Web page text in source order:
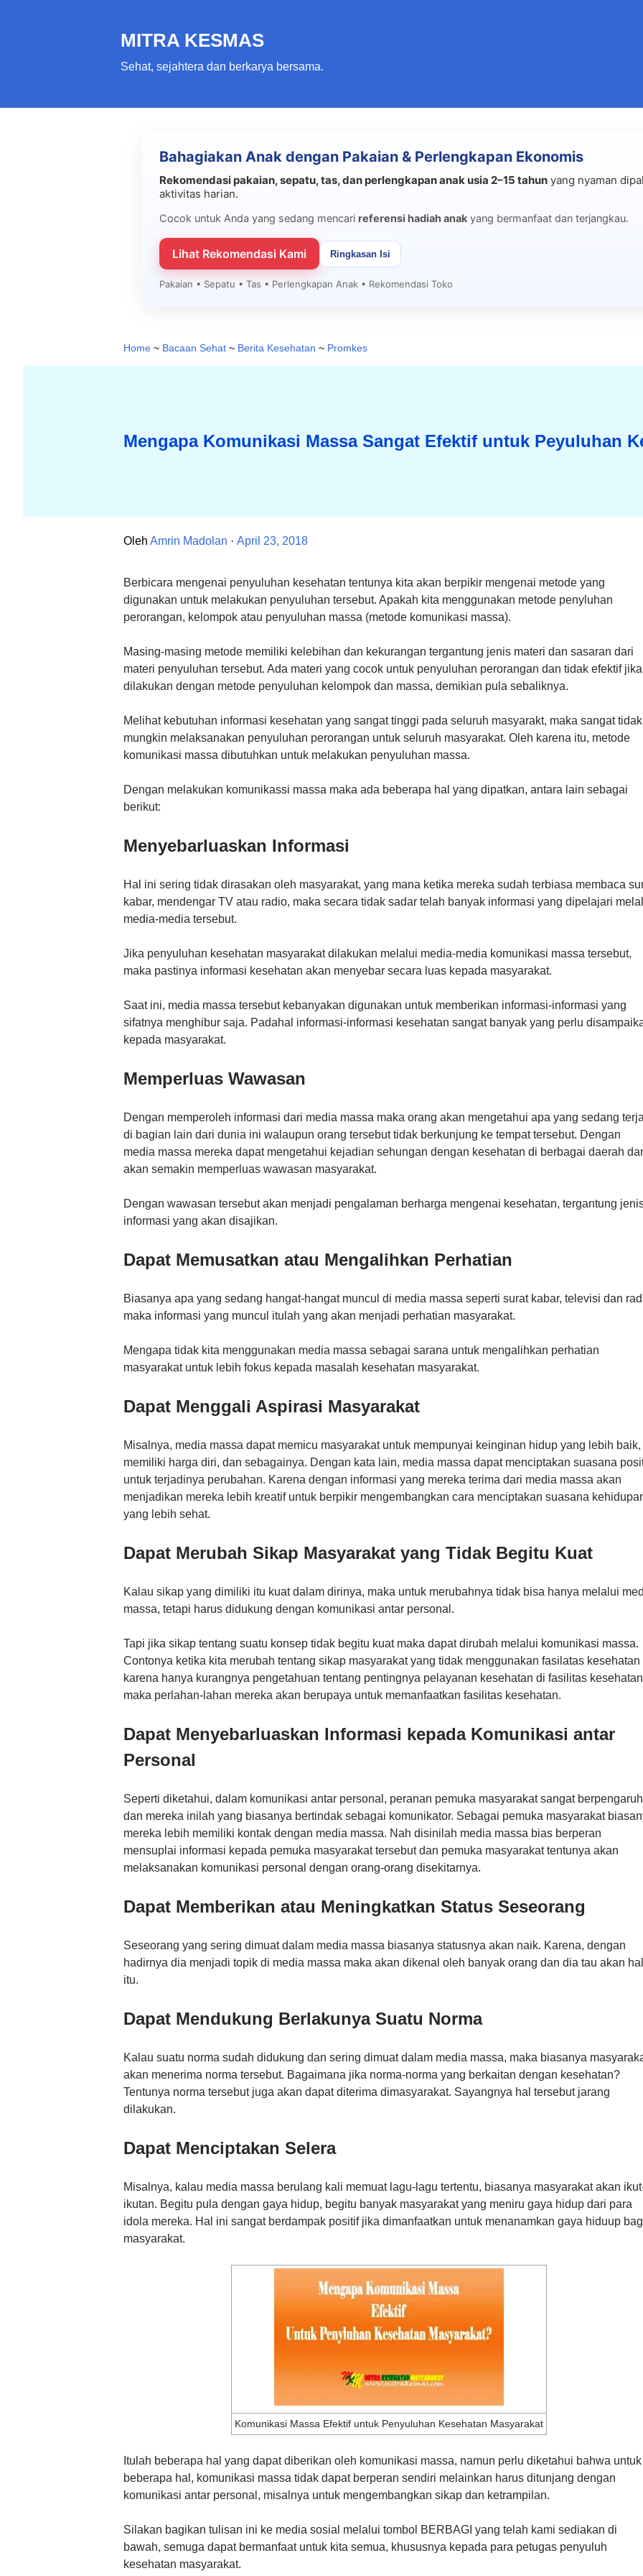
MITRA KESMAS
Sehat, sejahtera dan berkarya bersama.
Bahagiakan Anak dengan Pakaian & Perlengkapan Ekonomis
Rekomendasi pakaian, sepatu, tas, dan perlengkapan anak usia 2–15 tahun yang nyaman
aktivitas harian.
Cocok untuk Anda yang sedang mencari referensi hadiah anak yang bermanfaat dan terjangkau.
Lihat Rekomendasi Kami Ringkasan Isi
Pakaian • Sepatu • Tas • Perlengkapan Anak • Rekomendasi Toko
Home ~ Bacaan Sehat ~ Berita Kesehatan ~ Promkes
Mengapa Komunikasi Massa Sangat Efektif untuk Peyuluhan
Oleh Amrin Madolan April 23, 2018
Berbicara mengenai penyuluhan kesehatan tentunya kita akan berpikir mengenai metode yang
digunakan untuk melakukan penyuluhan tersebut. Apakah kita menggunakan metode penyluhan
perorangan, kelompok atau penyuluhan massa (metode komunikasi massa).
Masing-masing metode memiliki kelebihan dan kekurangan tergantung jenis materi dan sasaran dari
materi penyuluhan tersebut. Ada materi yang cocok untuk penyuluhan perorangan dan tidak efektif jika
dilakukan dengan metode penyuluhan kelompok dan massa, demikian pula sebaliknya.
Melihat kebutuhan informasi kesehatan yang sangat tinggi pada seluruh masyarakt, maka sangat tidak
mungkin melaksanakan penyuluhan perorangan untuk seluruh masyarakat. Oleh karena itu, metode
komunikasi massa dibutuhkan untuk melakukan penyuluhan massa.
Dengan melakukan komunikassi massa maka ada beberapa hal yang dipatkan, antara lain sebagai
berikut:
Menyebarluaskan Informasi
Hal ini sering tidak dirasakan oleh masyarakat, yang mana ketika mereka sudah terbiasa membaca
kabar, mendengar TV atau radio, maka secara tidak sadar telah banyak informasi yang dipelajari
media-media tersebut.
Jika penyuluhan kesehatan masyarakat dilakukan melalui media-media komunikasi massa tersebut,
maka pastinya informasi kesehatan akan menyebar secara luas kepada masyarakat.
Saat ini, media massa tersebut kebanyakan digunakan untuk memberikan informasi-informasi yang
sifatnya menghibur saja. Padahal informasi-informasi kesehatan sangat banyak yang perlu
kepada masyarakat.
Memperluas Wawasan
Dengan memperoleh informasi dari media massa maka orang akan mengetahui apa yang sedang
di bagian lain dari dunia ini walaupun orang tersebut tidak berkunjung ke tempat tersebut. Dengan
media massa mereka dapat mengetahui kejadian sehungan dengan kesehatan di berbagai daerah
akan semakin memperluas wawasan masyarakat.
Dengan wawasan tersebut akan menjadi pengalaman berharga mengenai kesehatan, tergantung
informasi yang akan disajikan.
Dapat Memusatkan atau Mengalihkan Perhatian
Biasanya apa yang sedang hangat-hangat muncul di media massa seperti surat kabar, televisi dan
maka informasi yang muncul itulah yang akan menjadi perhatian masyarakat.
Mengapa tidak kita menggunakan media massa sebagai sarana untuk mengalihkan perhatian
masyarakat untuk lebih fokus kepada masalah kesehatan masyarakat.
Dapat Menggali Aspirasi Masyarakat
Misalnya, media massa dapat memicu masyarakat untuk mempunyai keinginan hidup yang lebih baik,
memiliki harga diri, dan sebagainya. Dengan kata lain, media massa dapat menciptakan suasana
untuk terjadinya perubahan. Karena dengan informasi yang mereka terima dari media massa akan
menjadikan mereka lebih kreatif untuk berpikir mengembangkan cara menciptakan suasana
yang lebih sehat.
Dapat Merubah Sikap Masyarakat yang Tidak Begitu Kuat
Kalau sikap yang dimiliki itu kuat dalam dirinya, maka untuk merubahnya tidak bisa hanya melalui
massa, tetapi harus didukung dengan komunikasi antar personal.
Tapi jika sikap tentang suatu konsep tidak begitu kuat maka dapat dirubah melalui komunikasi massa.
Contonya ketika kita merubah tentang sikap masyarakat yang tidak menggunakan fasilatas kesehatan
karena hanya kurangnya pengetahuan tentang pentingnya pelayanan kesehatan di fasilitas
maka perlahan-lahan mereka akan berupaya untuk memanfaatkan fasilitas kesehatan.
Dapat Menyebarluaskan Informasi kepada Komunikasi antar
Personal
Seperti diketahui, dalam komunikasi antar personal, peranan pemuka masyarakat sangat
dan mereka inilah yang biasanya bertindak sebagai komunikator. Sebagai pemuka masyarakat
mereka lebih memiliki kontak dengan media massa. Nah disinilah media massa bias berperan
mensuplai informasi kepada pemuka masyarakat tersebut dan pemuka masyarakat tentunya akan
melaksanakan komunikasi personal dengan orang-orang disekitarnya.
Dapat Memberikan atau Meningkatkan Status Seseorang
Seseorang yang sering dimuat dalam media massa biasanya statusnya akan naik. Karena, dengan
hadirnya dia menjadi topik di media massa maka akan dikenal oleh banyak orang dan dia tau akan hal
itu.
Dapat Mendukung Berlakunya Suatu Norma
Kalau suatu norma sudah didukung dan sering dimuat dalam media massa, maka biasanya
akan menerima norma tersebut. Bagaimana jika norma-norma yang berkaitan dengan kesehatan?
Tentunya norma tersebut juga akan dapat diterima dimasyarakat. Sayangnya hal tersebut jarang
dilakukan.
Dapat Menciptakan Selera
Misalnya, kalau media massa berulang kali memuat lagu-lagu tertentu, biasanya masyarakat akan
ikutan. Begitu pula dengan gaya hidup, begitu banyak masyarakat yang meniru gaya hidup dari para
idola mereka. Hal ini sangat berdampak positif jika dimanfaatkan untuk menanamkan gaya hiduup
masyarakat.
Komunikasi Massa Efektif untuk Penyuluhan Kesehatan Masyarakat
Itulah beberapa hal yang dapat diberikan oleh komunikasi massa, namun perlu diketahui bahwa untuk
beberapa hal, komunikasi massa tidak dapat berperan sendiri melainkan harus ditunjang dengan
komunikasi antar personal, misalnya untuk mengembangkan sikap dan ketrampilan.
Silakan bagikan tulisan ini ke media sosial melalui tombol BERBAGI yang telah kami sediakan di
bawah, semuga dapat bermanfaat untuk kita semua, khususnya kepada para petugas penyuluh
kesehatan masyarakat.